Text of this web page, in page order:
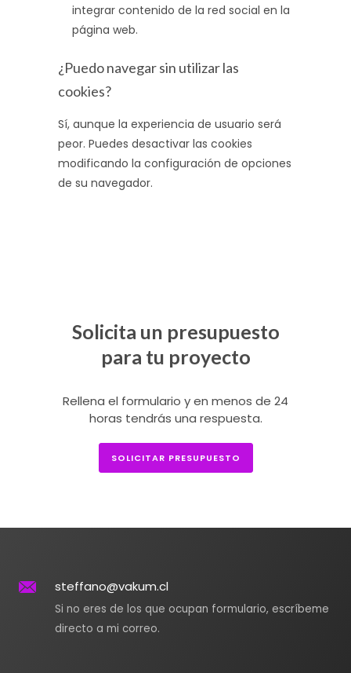
integrar contenido de la red social en la
página web.
¿Puedo navegar sin utilizar las
cookies?
Sí, aunque la experiencia de usuario será
peor. Puedes desactivar las cookies
modificando la configuración de opciones
de su navegador.
Solicita un presupuesto
para tu proyecto
Rellena el formulario y en menos de 24
horas tendrás una respuesta.
SOLICITAR PRESUPUESTO
steffano@vakum.cl
Si no eres de los que ocupan formulario, escríbeme
directo a mi correo.